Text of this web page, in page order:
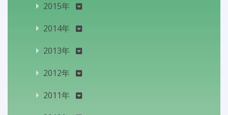
2015年
2014年
2013年
2012年
2011年